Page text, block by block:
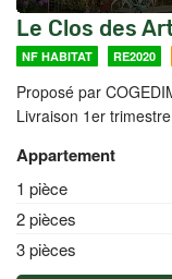
Le Clos des
NF HABITAT RE2020
Proposé par
Livraison 1er
Appartement
1 pièce
2 pièces
3 pièces